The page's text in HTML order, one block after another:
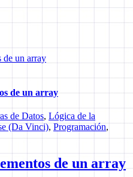
de un array
de un array
de Datos, Lógica de la
(Da Vinci), Programación,
de un array